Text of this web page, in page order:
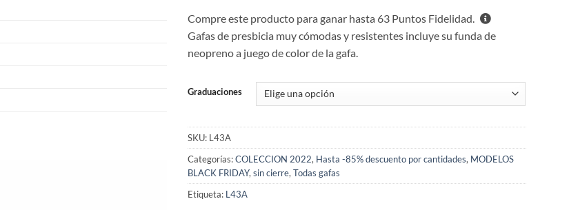
Compre este producto para ganar hasta 63 Puntos Fidelidad.
Gafas de presbicia muy cómodas y resistentes incluye su funda de
neopreno a juego de color de la gafa.
Graduaciones
SKU: L43A
Categorías:COLECCION 2022, Hasta -85% descuento por cantidades, MODELOS
BLACK FRIDAY,sin cierre,Todas gafas
Etiqueta: L43A